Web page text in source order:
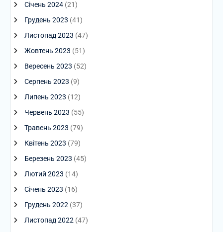
Січень 2024(21)
Грудень 2023 (41)
Листопад 2023 (47)
Жовтень 2023 (51)
Вересень 2023 (52)
Серпень 2023 (9)
Липень 2023 (12)
Червень 2023 (55)
Травень 2023 (79)
Квітень 2023 (79)
Березень 2023 (45)
Лютий 2023 (14)
Січень 2023 (16)
Грудень 2022 (37)
Листопад 2022 (47)